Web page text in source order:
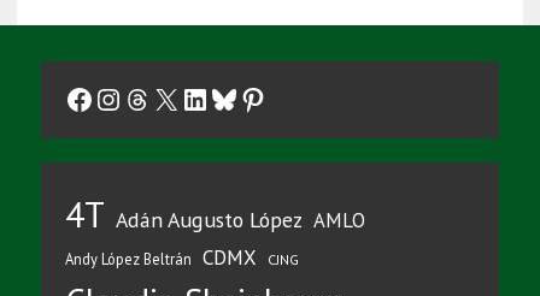
Facebook
Instagram
Threads
X LinkedIn
Bluesky
Pinterest
4T Adán Augusto López AMLO
Andy López Beltrán CDMX CJNG